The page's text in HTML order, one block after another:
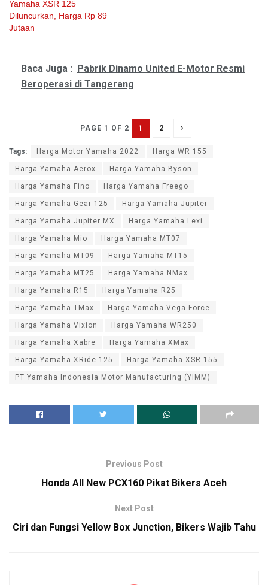
Yamaha XSR 125
Diluncurkan, Harga Rp 89
Jutaan
Baca Juga : Pabrik Dinamo United E-Motor Resmi
Beroperasi di Tangerang
PAGE 1 OF 2 1 2
Tags: Harga Motor Yamaha 2022 Harga WR 155
Harga Yamaha Aerox Harga Yamaha Byson
Harga Yamaha Fino Harga Yamaha Freego
Harga Yamaha Gear 125 Harga Yamaha Jupiter
Harga Yamaha Jupiter MX Harga Yamaha Lexi
Harga Yamaha Mio Harga Yamaha MT07
Harga Yamaha MT09 Harga Yamaha MT15
Harga Yamaha MT25 Harga Yamaha NMax
Harga Yamaha R15 Harga Yamaha R25
Harga Yamaha TMax Harga Yamaha Vega Force
Harga Yamaha Vixion Harga Yamaha WR250
Harga Yamaha Xabre Harga Yamaha XMax
Harga Yamaha XRide 125 Harga Yamaha XSR 155
PT Yamaha Indonesia Motor Manufacturing (YIMM)
Previous Post
Honda All New PCX160 Pikat Bikers Aceh
Next Post
Ciri dan Fungsi Yellow Box Junction, Bikers Wajib Tahu